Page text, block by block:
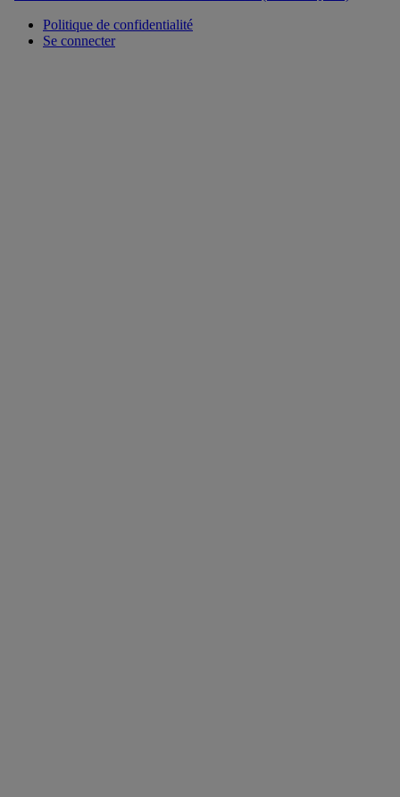
Politique de confidentialité
Se connecter